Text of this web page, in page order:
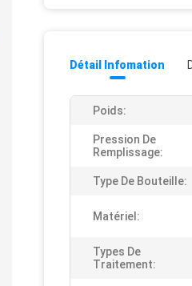
Détail Infomation
Poids:
Pression De
Remplissage:
Type De Bouteille:
Matériel:
Types De
Traitement: